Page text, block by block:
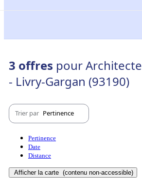
3 offres pour
- Livry-Gargan (93190)
Trier par Pertinence
Pertinence
Date
Distance
Afficher la carte (contenu non-accessible)